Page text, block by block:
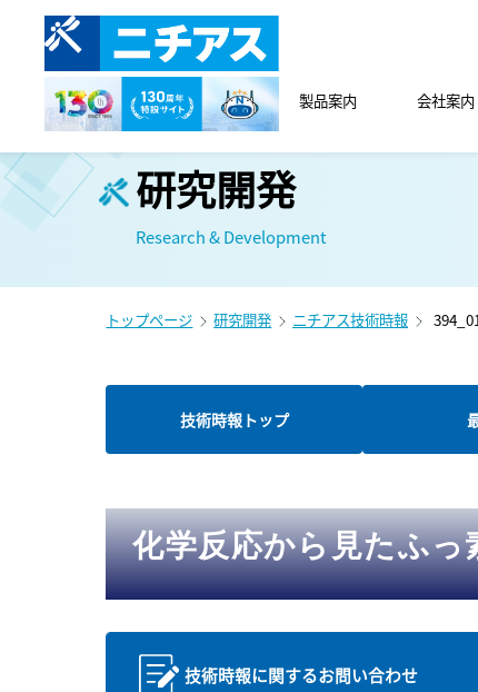
製品案内 会社案内
研究開発
Research & Development
トップページ 研究開発 ニチアス技術時報
技術時報トップ
化学反応から見たふっ
技術時報に関するお問い合わせ